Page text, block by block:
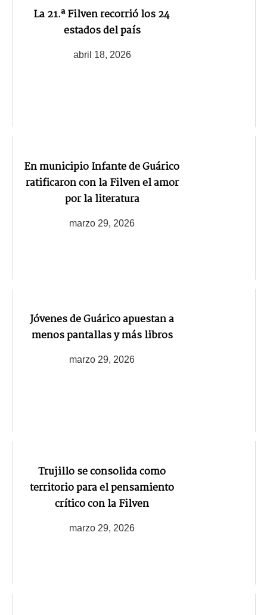
La 21.ª Filven recorrió los 24
estados del país
abril 18, 2026
En municipio Infante de Guárico
ratificaron con la Filven el amor
por la literatura
marzo 29, 2026
Jóvenes de Guárico apuestan a
menos pantallas y más libros
marzo 29, 2026
Trujillo se consolida como
territorio para el pensamiento
crítico con la Filven
marzo 29, 2026